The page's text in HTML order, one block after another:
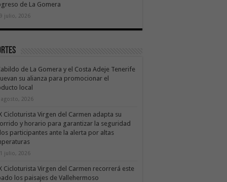
de La Gomera
julio, 2026
de La Gomera y el Costa Adeje Tenerife
su alianza para promocionar el
local
agosto, 2026
Cicloturista Virgen del Carmen adapta su
y horario para garantizar la seguridad
participantes ante la alerta por altas
julio, 2026
Cicloturista Virgen del Carmen recorrerá este
los paisajes de Vallehermoso